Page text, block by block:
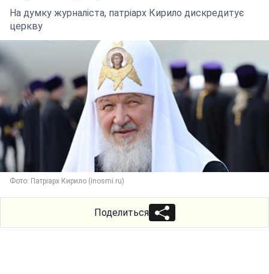
На думку журналіста, патріарх Кирило дискредитує
церкву
Фото: Патріарх Кирило (inosmi.ru)
Поделиться